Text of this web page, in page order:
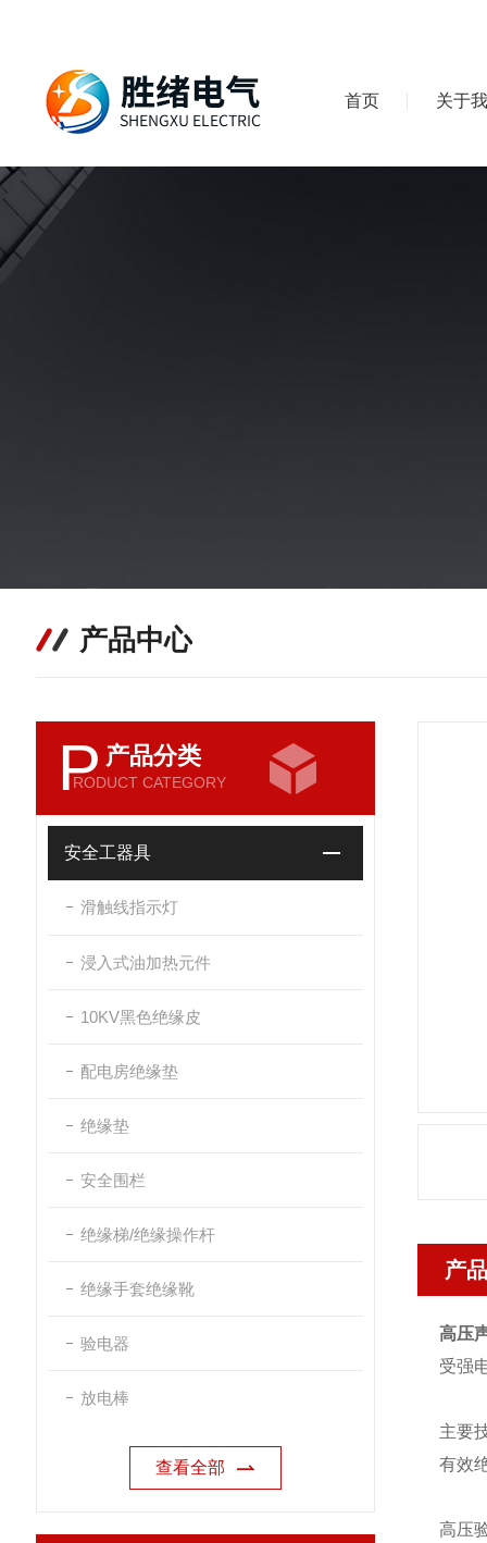
首页 关于
产品中心
P 产品分类
RODUCT CATEGORY
安全工器具
滑触线指示灯
浸入式油加热元件
10KV黑色绝缘皮
配电房绝缘垫
绝缘垫
安全围栏
绝缘梯/绝缘操作杆
绝缘手套绝缘靴
验电器
放电棒
查看全部
产
高压
受强
主要
有效
高压